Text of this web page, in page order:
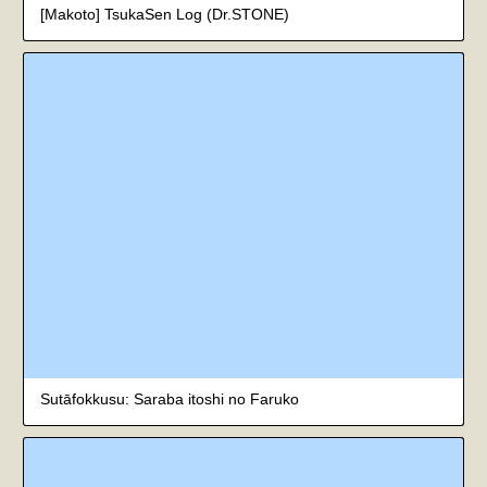
[Makoto] TsukaSen Log (Dr.STONE)
Sutāfokkusu: Saraba itoshi no Faruko